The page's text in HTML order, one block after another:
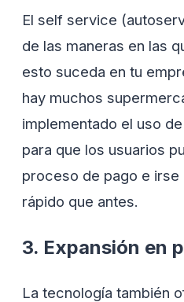
El self service
de las maneras en las
esto suceda en tu
hay muchos
implementado el uso
para que los usuarios
proceso de pago e irse
rápido que antes.
3. Expansión en
La tecnología también